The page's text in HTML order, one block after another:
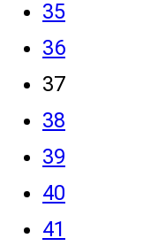
35
36
37
38
39
40
41